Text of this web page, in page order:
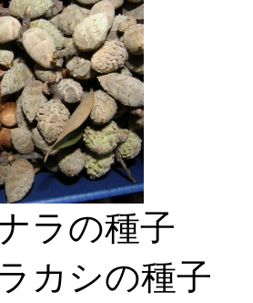
ラの種子
カシの種子